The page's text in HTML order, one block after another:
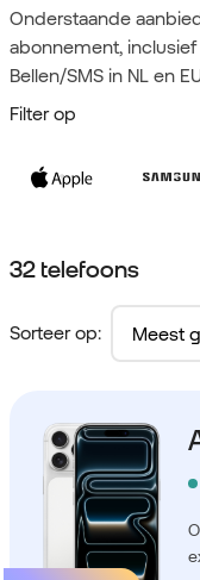
Onderstaande
abonnement,
Bellen/SMS in NL en
Filter op
32 telefoons
Sorteer op: